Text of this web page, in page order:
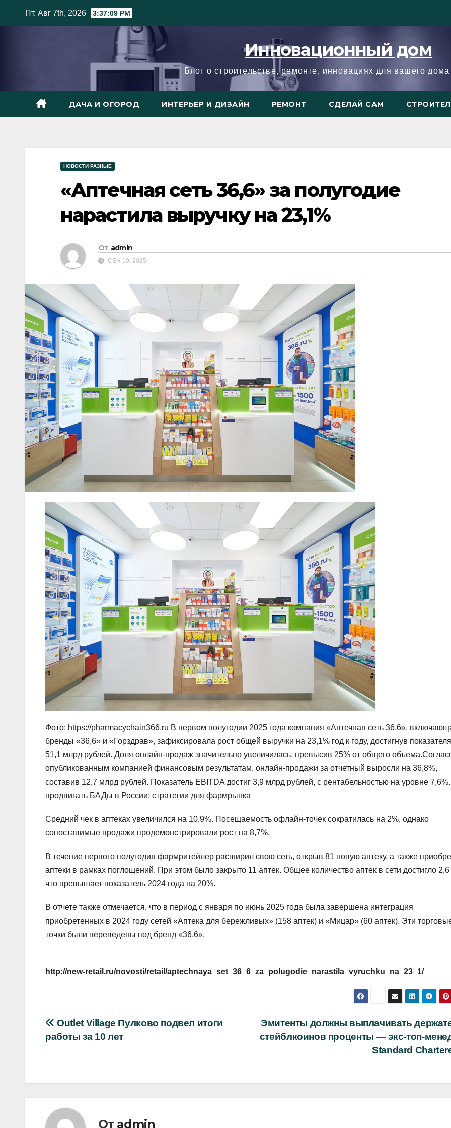
Пт. Авг 7th, 2026 3:37:11 PM
Инновационный дом
Блог о строительстве, ремонте, инновациях для вашего дома
ДАЧА И ОГОРОД ИНТЕРЬЕР И ДИЗАЙН РЕМОНТ СДЕЛАЙ САМ
НОВОСТИ РАЗНЫЕ
«Аптечная сеть 36,6» за полугодие
нарастила выручку на 23,1%
От admin
СЕН 10, 2025
Фото: https://pharmacychain366.ru В первом полугодии 2025 года компания «Аптечная сеть 36,6»,
бренды «36,6» и «Горздрав», зафиксировала рост общей выручки на 23,1% год к году, достигнув
51,1 млрд рублей. Доля онлайн-продаж значительно увеличилась, превысив 25% от общего
опубликованным компанией финансовым результатам, онлайн-продажи за отчетный выросли на 36,8%,
составив 12,7 млрд рублей. Показатель EBITDA достиг 3,9 млрд рублей, с рентабельностью на уровне
продвигать БАДы в России: стратегии для фармрынка
Средний чек в аптеках увеличился на 10,9%. Посещаемость офлайн-точек сократилась на 2%, однако
сопоставимые продажи продемонстрировали рост на 8,7%.
В течение первого полугодия фармритейлер расширил свою сеть, открыв 81 новую аптеку, а также
аптеки в рамках поглощений. При этом было закрыто 11 аптек. Общее количество аптек в сети достигло
что превышает показатель 2024 года на 20%.
В отчете также отмечается, что в период с января по июнь 2025 года была завершена интеграция
приобретенных в 2024 году сетей «Аптека для бережливых» (158 аптек) и «Мицар» (60 аптек). Эти
точки были переведены под бренд «36,6».
http://new-retail.ru/novosti/retail/aptechnaya_set_36_6_za_polugodie_narastila_vyruchku_na_23_1/
Навигация
по
Эмитенты должны выплачивать
стейблкоинов проценты — экс-топ-
Standard
Outlet Village Пулково подвел итоги
работы за 10 лет
От admin